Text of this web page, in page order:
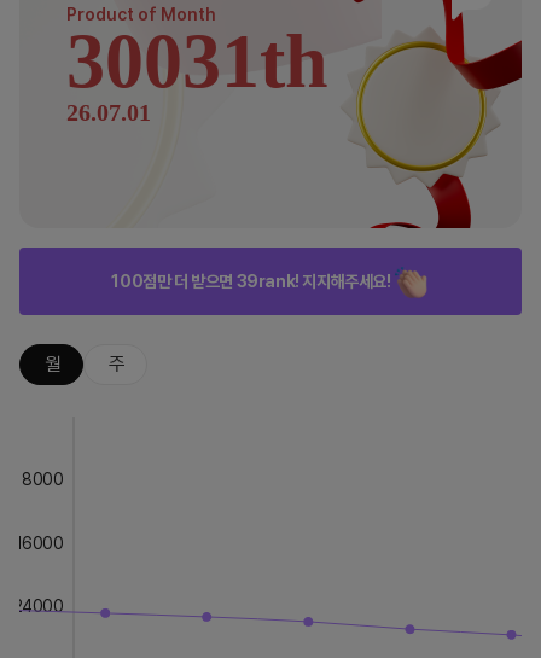
Product of Month
30031th
26.07.01
100점만 더 받으면 39rank! 지지해주세요!
월 주
8000
16000
24000